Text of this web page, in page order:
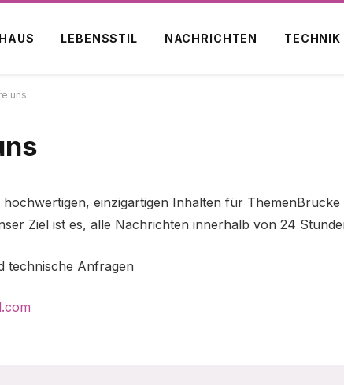
HAUS LEBENSSTIL NACHRICHTEN TECHNIK
uns
einzigartigen Inhalten für
Ziel ist es, alle Nachrichten innerhalb von 24
technische Anfragen